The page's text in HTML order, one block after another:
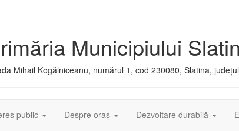
Municipiului
Mihail Kogălniceanu, numărul 1, cod 230080, Slatina,
public Despre oraș Dezvoltare durabilă